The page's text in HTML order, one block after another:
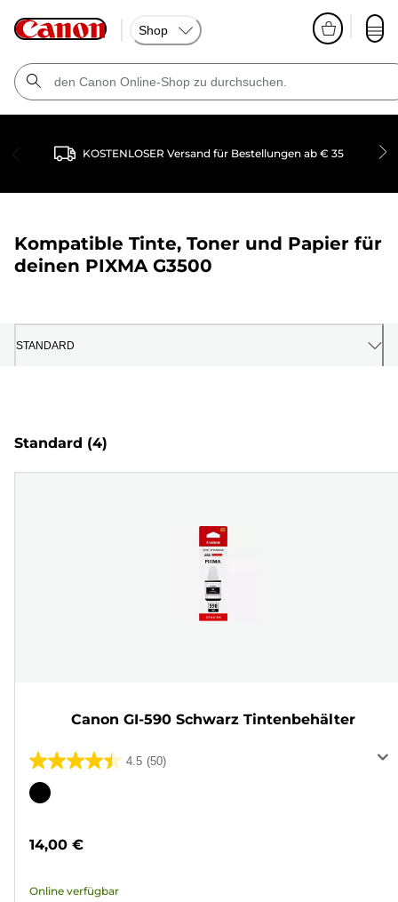
Shop
KOSTENLOSER Versand für Bestellungen ab € 35
Kompatible Tinte, Toner und Papier für
deinen PIXMA G3500
STANDARD
Standard (4)
Canon GI-590 Schwarz Tintenbehälter
4.5 (50)
4.5
von
50
Farbpatrone
14,00 €
Online verfügbar